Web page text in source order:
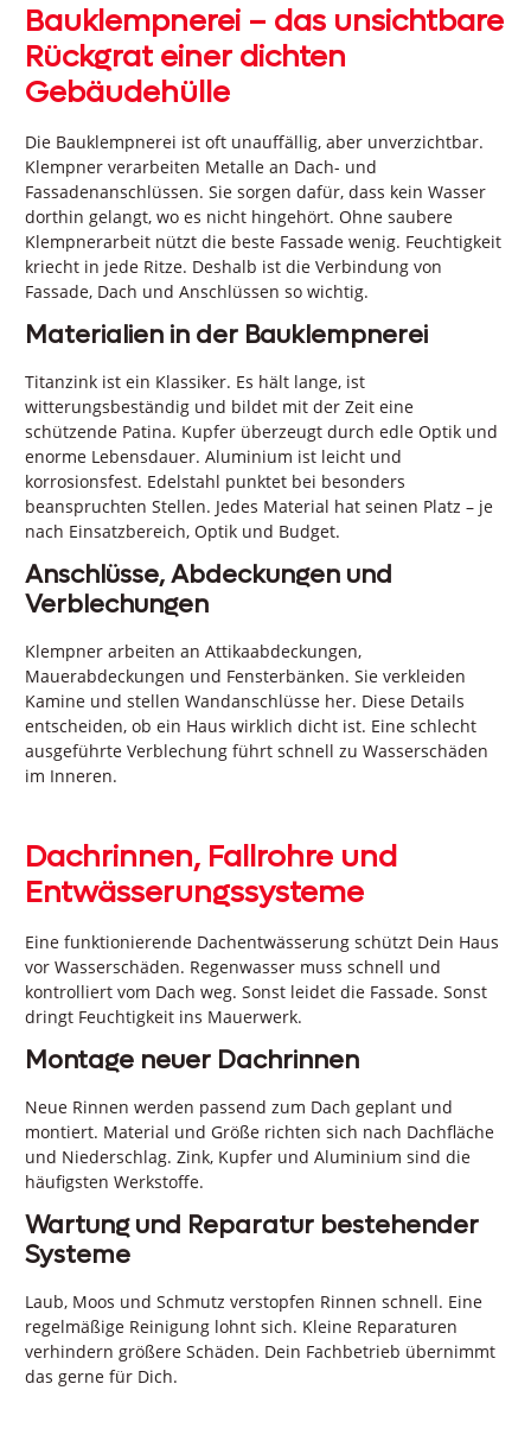
Bauklempnerei – das unsichtbare
Rückgrat einer dichten
Gebäudehülle
Die Bauklempnerei ist oft unauffällig, aber unverzichtbar.
Klempner verarbeiten Metalle an Dach- und
Fassadenanschlüssen. Sie sorgen dafür, dass kein Wasser
dorthin gelangt, wo es nicht hingehört. Ohne saubere
Klempnerarbeit nützt die beste Fassade wenig. Feuchtigkeit
kriecht in jede Ritze. Deshalb ist die Verbindung von
Fassade, Dach und Anschlüssen so wichtig.
Materialien in der Bauklempnerei
Titanzink ist ein Klassiker. Es hält lange, ist
witterungsbeständig und bildet mit der Zeit eine
schützende Patina. Kupfer überzeugt durch edle Optik und
enorme Lebensdauer. Aluminium ist leicht und
korrosionsfest. Edelstahl punktet bei besonders
beanspruchten Stellen. Jedes Material hat seinen Platz – je
nach Einsatzbereich, Optik und Budget.
Anschlüsse, Abdeckungen und
Verblechungen
Klempner arbeiten an Attikaabdeckungen,
Mauerabdeckungen und Fensterbänken. Sie verkleiden
Kamine und stellen Wandanschlüsse her. Diese Details
entscheiden, ob ein Haus wirklich dicht ist. Eine schlecht
ausgeführte Verblechung führt schnell zu Wasserschäden
im Inneren.
Dachrinnen, Fallrohre und
Entwässerungssysteme
Eine funktionierende Dachentwässerung schützt Dein Haus
vor Wasserschäden. Regenwasser muss schnell und
kontrolliert vom Dach weg. Sonst leidet die Fassade. Sonst
dringt Feuchtigkeit ins Mauerwerk.
Montage neuer Dachrinnen
Neue Rinnen werden passend zum Dach geplant und
montiert. Material und Größe richten sich nach Dachfläche
und Niederschlag. Zink, Kupfer und Aluminium sind die
häufigsten Werkstoffe.
Wartung und Reparatur bestehender
Systeme
Laub, Moos und Schmutz verstopfen Rinnen schnell. Eine
regelmäßige Reinigung lohnt sich. Kleine Reparaturen
verhindern größere Schäden. Dein Fachbetrieb übernimmt
das gerne für Dich.